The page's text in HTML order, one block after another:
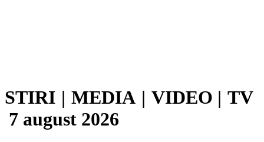
STIRI | MEDIA | VIDEO | TV
7 august 2026